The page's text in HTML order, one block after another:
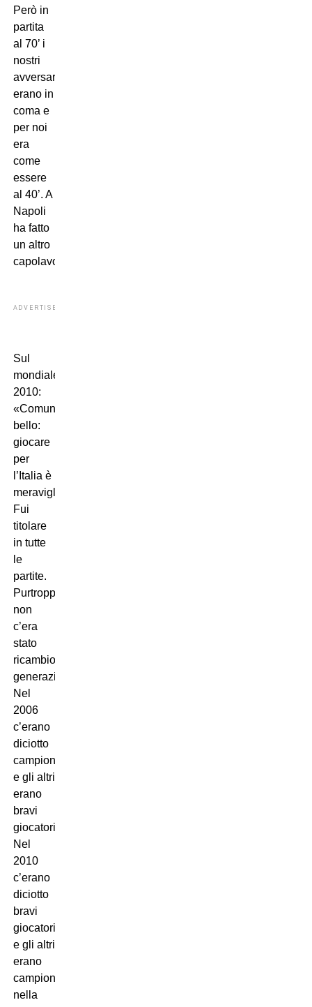
Però in
partita
al 70’ i
nostri
avversari
erano in
coma e
per noi
era
come
essere
al 40’. A
Napoli
ha fatto
un altro
capolavoro».
ADVERTISEMENT
Sul
mondiale
2010:
«Comunque
bello:
giocare
per
l’Italia è
meraviglioso.
Fui
titolare
in tutte
le
partite.
Purtroppo
non
c’era
stato
ricambio
generazionale.
Nel
2006
c’erano
diciotto
campioni
e gli altri
erano
bravi
giocatori.
Nel
2010
c’erano
diciotto
bravi
giocatori
e gli altri
erano
campioni
nella